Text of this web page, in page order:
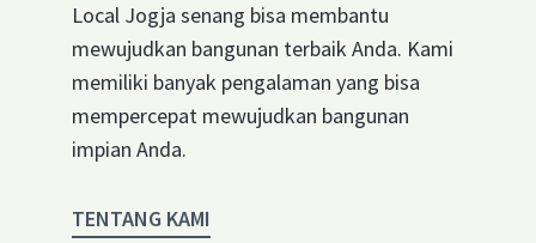
Local Jogja senang bisa membantu
mewujudkan bangunan terbaik Anda. Kami
memiliki banyak pengalaman yang bisa
mempercepat mewujudkan bangunan
impian Anda.
TENTANG KAMI